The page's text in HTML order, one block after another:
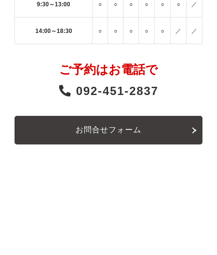
9:30～13:00 ○ ○ ○ ○ ○ ○ ／
14:00～18:30 ○ ○ ○ ○ ○ ／ ／
ご予約はお電話で
092-451-2837
お問合せフォーム